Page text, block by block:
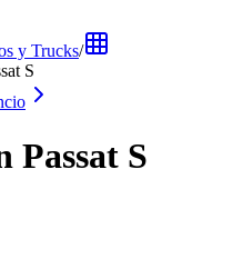
y Trucks/
S
Passat S